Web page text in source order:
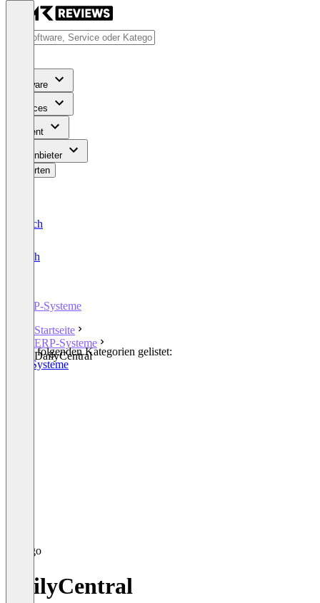
Software
Services
Content
Für Anbieter
Bewerten
Deutsch
English
ERP-Systeme
Startseite
ERP-Systeme
DailyCentral
In den folgenden Kategorien gelistet:
ERP-Systeme
DailyCentral